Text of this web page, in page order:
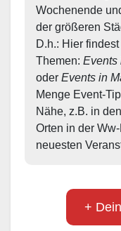
Wochenende
der größeren
D.h.: Hier
Themen: Events
oder Events in
Menge Event-
Nähe, z.B. in
Orten in der
neuesten
+